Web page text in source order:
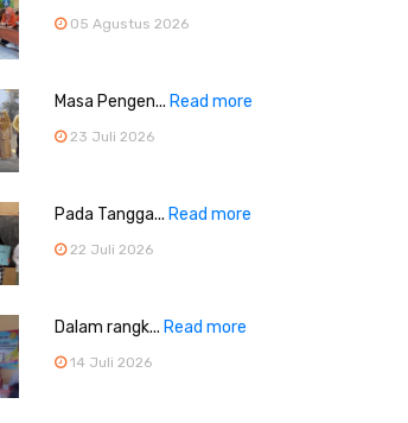
05 Agustus 2026
Masa Pengen... Read more
23 Juli 2026
Pada Tangga... Read more
22 Juli 2026
Dalam rangk... Read more
14 Juli 2026